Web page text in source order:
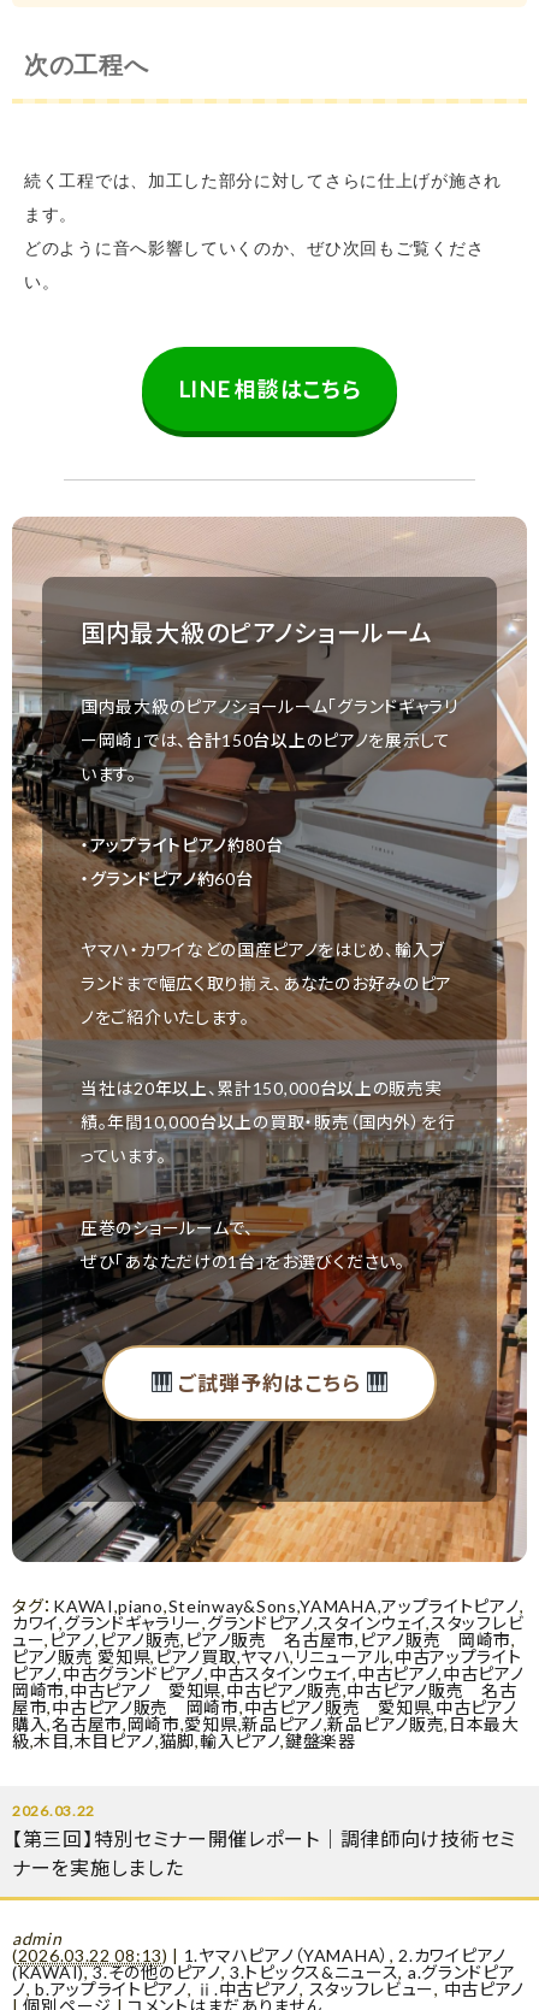
次の工程へ
続く工程では、加工した部分に対してさらに仕上げが施され
ます。
どのように音へ影響していくのか、ぜひ次回もご覧くださ
い。
LINE 相談はこちら
国内最大級のピアノショールーム
国内最大級のピアノショールーム「グランドギャラリ
ー岡崎」では、 合計150台以上のピアノを展示して
います。
・アップライトピアノ約80台
・グランドピアノ約60台
ヤマハ・カワイなどの国産ピアノをはじめ、輸入ブ
ランドまで幅広く取り揃え、あなたのお好みのピア
ノをご紹介いたします。
当社は20年以上、累計150,000台以上の販売実
績。年間10,000台以上の買取・販売（国内外）を行
っています。
圧巻のショールームで、
ぜひ「あなただけの1台」をお選びください。
ご試弾予約はこちら
タグ： KAWAI,piano,Steinway&Sons,YAMAHA,アップライトピアノ,
カワイ,グランドギャラリー,グランドピアノ,スタインウェイ,スタッフレビ
ュー, ピアノ, ピアノ販売, ピアノ販売 名古屋市, ピアノ販売 岡崎市,
ピアノ販売 愛知県, ピアノ買取,ヤマハ, リニューアル,中古アップライト
ピアノ,中古グランドピアノ,中古スタインウェイ,中古ピアノ,中古ピアノ
岡崎市,中古ピアノ 愛知県,中古ピアノ販売,中古ピアノ販売 名古
屋市,中古ピアノ販売 岡崎市,中古ピアノ販売 愛知県,中古ピアノ
購入,名古屋市,岡崎市,愛知県,新品ピアノ,新品ピアノ販売, 日本最大
級,木目,木目ピアノ,猫脚,輸入ピアノ,鍵盤楽器
2026.03.22
【第三回】特別セミナー開催レポート｜調律師向け技術セミ
ナーを実施しました
admin
(2026.03.22 08:13) | 1.ヤマハピアノ（YAMAHA） , 2.カワイピアノ
(KAWAI),3.その他のピアノ,3.トピックス&ニュース, a.グランドピア
ノ,b.アップライトピアノ, ⅱ.中古ピアノ, スタッフレビュー, 中古ピアノ
|個別ページ | コメントはまだありません